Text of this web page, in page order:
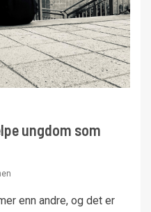
ungdom som
enn andre, og det er